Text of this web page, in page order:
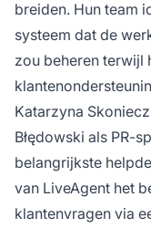
breiden. Hun team
systeem dat de
zou beheren terwijl
Katarzyna
Błędowski als PR-
belangrijkste
van LiveAgent het
klantenvragen via